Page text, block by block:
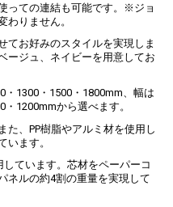
っての連結も可能です。※ジョ
わりません。
てお好みのスタイルを実現しま
ージュ、ネイビーを用意してお
1300・1500・1800mm、幅は
1200mmから選べます。
た、PP樹脂やアルミ材を使用し
います。
ています。芯材をペーパーコ
ネルの約4割の重量を実現して